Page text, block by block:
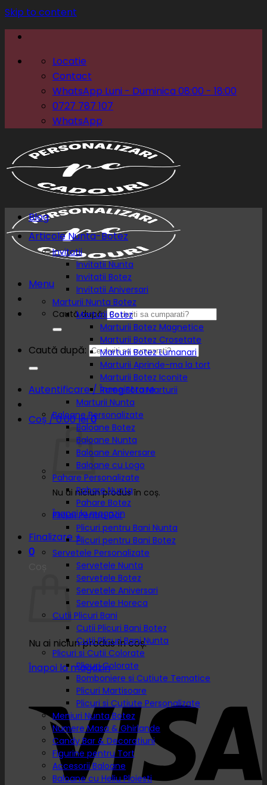
Skip to content
Locatie
Contact
WhatsApp Luni - Duminica 08:00 - 18:00
0727 787 107
WhatsApp
Menu
Caută după:
Caută după:
Autentificare / Înregistrare
Coș /0.00lei0
Nu ai niciun produs în coș.
Înapoi la magazin
Finalizare +
0
Nu ai niciun produs în coș.
Înapoi la magazin
Blog
Articole Nunta-Botez
Invitatii
Invitatii Nunta
Invitatii Botez
Invitatii Aniversari
Marturii Nunta Botez
Marturii Botez
Marturii Botez Magnetice
Marturii Botez Crosetate
Marturii Botez Lumanari
Marturii Aprinde-ma la tort
Marturii Botez Iconite
Rame Foto Marturii
Marturii Nunta
Baloane Personalizate
Baloane Botez
Baloane Nunta
Baloane Aniversare
Baloane cu Logo
Pahare Personalizate
Pahare Nunta
Pahare Botez
Plicuri Pentru Dar
Plicuri pentru Bani Nunta
Plicuri pentru Bani Botez
Servetele Personalizate
Servetele Nunta
Servetele Botez
Servetele Aniversari
Servetele Horeca
Cutii Plicuri Bani
Cutii Plicuri Bani Botez
Cutii Plicuri Bani Nunta
Plicuri si Cutii Colorate
Plicuri Colorate
Bomboniere si Cutiute Tematice
Plicuri Martisoare
Plicuri si Cutiute Personalizate
Meniuri Nunta Botez
Numere Masa & Ghirlande
Candy Bar & Decoratiuni
Figurine pentru Tort
Accesorii Baloane
Baloane cu Heliu Ploiesti